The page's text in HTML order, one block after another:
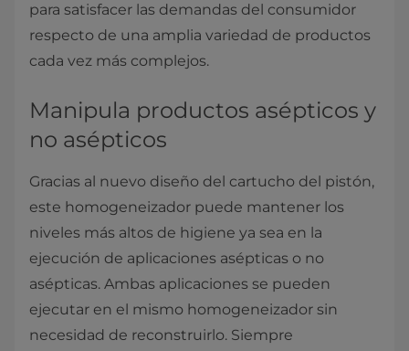
para satisfacer las demandas del consumidor
respecto de una amplia variedad de productos
cada vez más complejos.
Manipula productos asépticos y
no asépticos
Gracias al nuevo diseño del cartucho del pistón,
este homogeneizador puede mantener los
niveles más altos de higiene ya sea en la
ejecución de aplicaciones asépticas o no
asépticas. Ambas aplicaciones se pueden
ejecutar en el mismo homogeneizador sin
necesidad de reconstruirlo. Siempre